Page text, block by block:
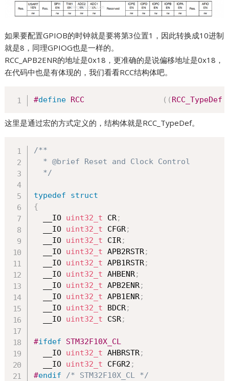
如果要配置GPIOB的时钟就是要将第3位置1，因此转换成10进制
就是8，同理GPIOG也是一样的。
RCC_APB2ENR的地址是0x18，更准确的是说偏移地址是0x18，
在代码中也是有体现的，我们看看RCC结构体吧。
#define RCC ( ( RCC_TypeDef
这里是通过宏的方式定义的，结构体就是RCC_TypeDef。
/**
  * @brief Reset and Clock Control
  */
typedef
struct
{
  __IO
uint32_t CR;
  __IO
uint32_t CFGR;
  __IO
uint32_t CIR;
  __IO
uint32_t APB2RSTR;
  __IO
uint32_t APB1RSTR;
  __IO
uint32_t AHBENR;
  __IO
uint32_t APB2ENR;
  __IO
uint32_t APB1ENR;
  __IO
uint32_t BDCR;
  __IO
uint32_t CSR;
#ifdef
STM32F10X_CL
  __IO
uint32_t AHBRSTR;
  __IO
uint32_t CFGR2 ;
#endif /* STM32F10X_CL */